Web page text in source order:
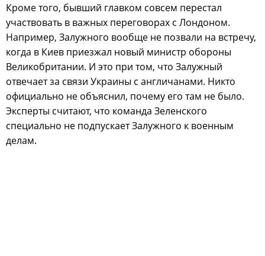
Кроме того, бывший главком совсем перестал
участвовать в важных переговорах с Лондоном.
Например, Залужного вообще не позвали на встречу,
когда в Киев приезжал новый министр обороны
Великобритании. И это при том, что Залужный
отвечает за связи Украины с англичанами. Никто
официально не объяснил, почему его там не было.
Эксперты считают, что команда Зеленского
специально не подпускает Залужного к военным
делам.